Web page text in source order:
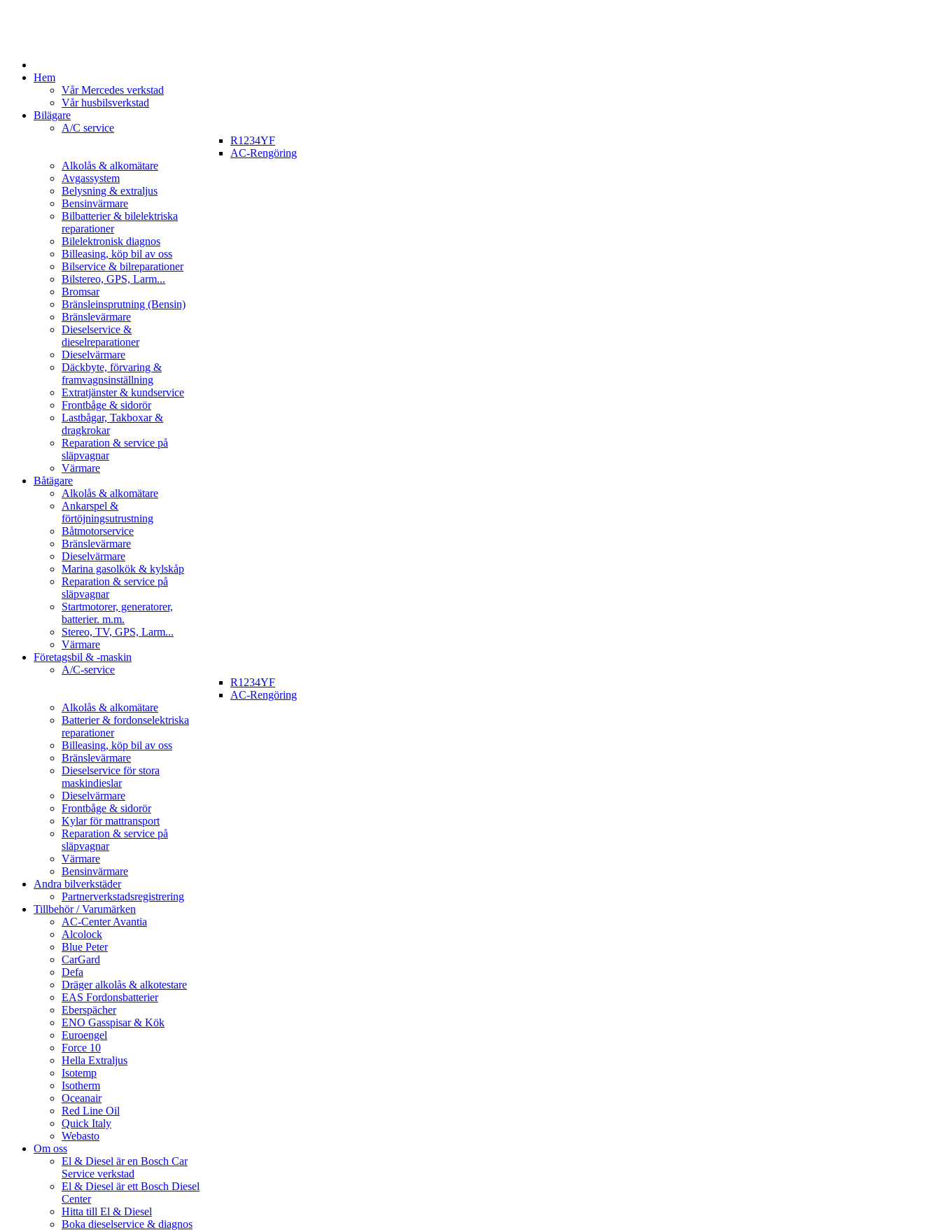
Hem
Vår Mercedes verkstad
Vår husbilsverkstad
Bilägare
A/C service
R1234YF
AC-Rengöring
Alkolås & alkomätare
Avgassystem
Belysning & extraljus
Bensinvärmare
Bilbatterier & bilelektriska
reparationer
Bilelektronisk diagnos
Billeasing, köp bil av oss
Bilservice & bilreparationer
Bilstereo, GPS, Larm...
Bromsar
Bränsleinsprutning (Bensin)
Bränslevärmare
Dieselservice &
dieselreparationer
Dieselvärmare
Däckbyte, förvaring &
framvagnsinställning
Extratjänster & kundservice
Frontbåge & sidorör
Lastbågar, Takboxar &
dragkrokar
Reparation & service på
släpvagnar
Värmare
Båtägare
Alkolås & alkomätare
Ankarspel &
förtöjningsutrustning
Båtmotorservice
Bränslevärmare
Dieselvärmare
Marina gasolkök & kylskåp
Reparation & service på
släpvagnar
Startmotorer, generatorer,
batterier. m.m.
Stereo, TV, GPS, Larm...
Värmare
Företagsbil & -maskin
A/C-service
R1234YF
AC-Rengöring
Alkolås & alkomätare
Batterier & fordonselektriska
reparationer
Billeasing, köp bil av oss
Bränslevärmare
Dieselservice för stora
maskindieslar
Dieselvärmare
Frontbåge & sidorör
Kylar för mattransport
Reparation & service på
släpvagnar
Värmare
Bensinvärmare
Andra bilverkstäder
Partnerverkstadsregistrering
Tillbehör / Varumärken
AC-Center Avantia
Alcolock
Blue Peter
CarGard
Defa
Dräger alkolås & alkotestare
EAS Fordonsbatterier
Eberspächer
ENO Gasspisar & Kök
Euroengel
Force 10
Hella Extraljus
Isotemp
Isotherm
Oceanair
Red Line Oil
Quick Italy
Webasto
Om oss
El & Diesel är en Bosch Car
Service verkstad
El & Diesel är ett Bosch Diesel
Center
Hitta till El & Diesel
Boka dieselservice & diagnos